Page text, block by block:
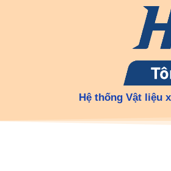
Hệ thống Vật liệu